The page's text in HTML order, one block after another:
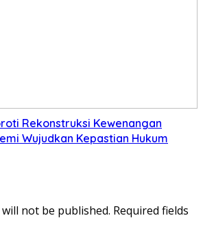
Rekonstruksi Kewenangan
Wujudkan Kepastian Hukum
not be published. Required fields